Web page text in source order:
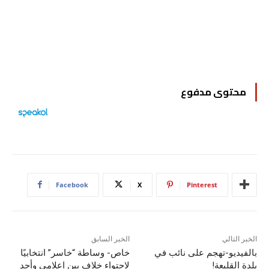
محتوى مدفوع
Facebook X Pinterest
الخبر السابق
خاص- وساطة “خاسر” انتخابيًا
لاحتواء خلاف بين اعلامي وأحد
الخبر التالي
بالفيديو-تهجم على نائب في
بلدة القليعة!